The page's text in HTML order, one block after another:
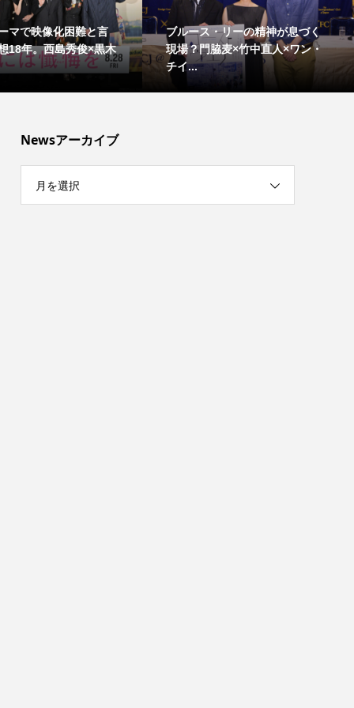
マで映像化困難と言
18年。西島秀俊×黒木
ブルース・リーの精神が息づく
現場？門脇麦×竹中直人×ワン・
チイ...
Newsアーカイブ
月を選択